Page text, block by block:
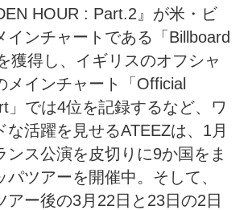
HOUR : Part.2』が米・ビ
インチャートである「Billboard
獲得し、イギリスのオフシャ
メインチャート「Official
」では4位を記録するなど、ワ
な活躍を見せるATEEZは、1月
ンス公演を皮切りに9か国をま
パツアーを開催中。そして、
アー後の3月22日と23日の2日